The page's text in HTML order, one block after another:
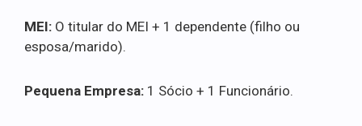
MEI: O titular do MEI + 1 dependente (filho ou
esposa/marido).
Pequena Empresa: 1 Sócio + 1 Funcionário.